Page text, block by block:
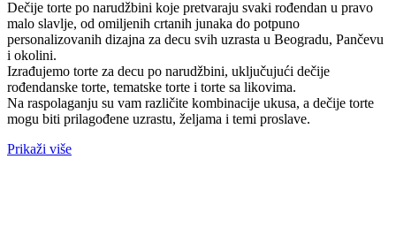
Dečije torte po narudžbini koje pretvaraju svaki rođendan u pravo
malo slavlje, od omiljenih crtanih junaka do potpuno
personalizovanih dizajna za decu svih uzrasta u Beogradu, Pančevu
i okolini.
Izrađujemo torte za decu po narudžbini, uključujući dečije
rođendanske torte, tematske torte i torte sa likovima.
Na raspolaganju su vam različite kombinacije ukusa, a dečije torte
mogu biti prilagođene uzrastu, željama i temi proslave.
Prikaži više